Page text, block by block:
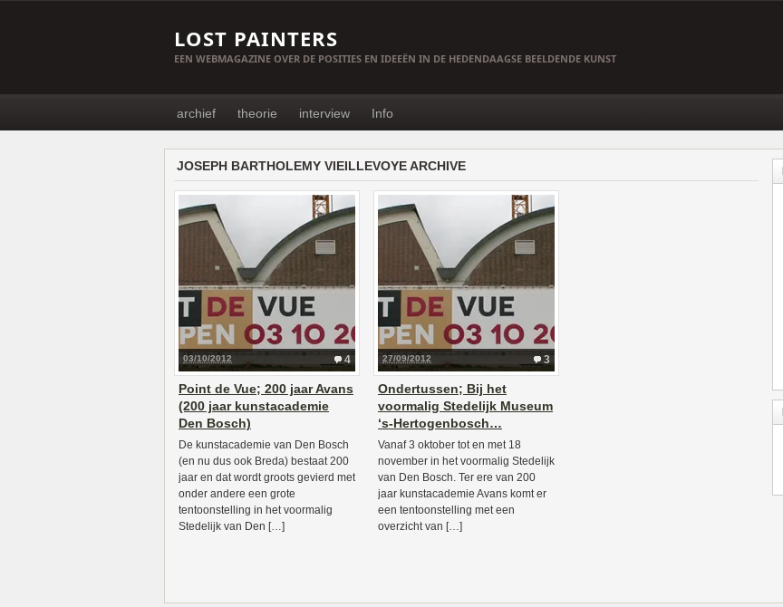
LOST PAINTERS
EEN WEBMAGAZINE OVER DE POSITIES EN IDEEËN IN DE HEDENDAAGSE BEELDENDE KUNST
archief theorie interview Info
JOSEPH BARTHOLEMY VIEILLEVOYE ARCHIVE
4
03/10/2012
Point de Vue; 200 jaar Avans
(200 jaar kunstacademie
Den Bosch)
De kunstacademie van Den Bosch
(en nu dus ook Breda) bestaat 200
jaar en dat wordt groots gevierd met
onder andere een grote
tentoonstelling in het voormalig
Stedelijk van Den […]
3
27/09/2012
Ondertussen; Bij het
voormalig Stedelijk Museum
‘s-Hertogenbosch…
Vanaf 3 oktober tot en met 18
november in het voormalig Stedelijk
van Den Bosch. Ter ere van 200
jaar kunstacademie Avans komt er
een tentoonstelling met een
overzicht van […]